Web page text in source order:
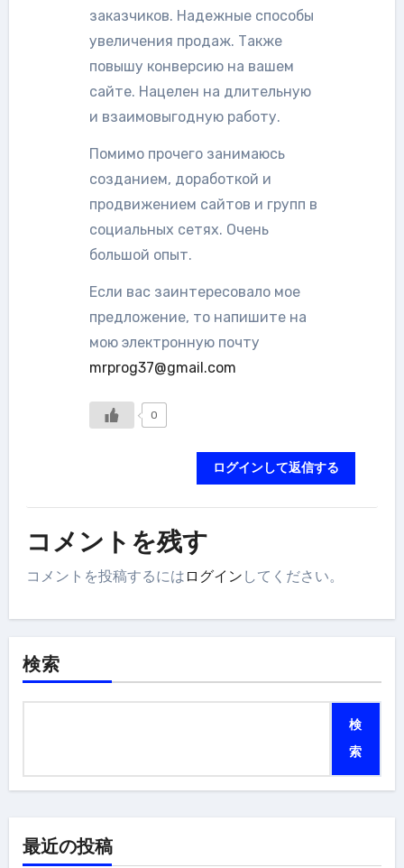
заказчиков. Надежные способы
увеличения продаж. Также
повышу конверсию на вашем
сайте. Нацелен на длительную
и взаимовыгодную работу.
Помимо прочего занимаюсь
созданием, доработкой и
продвижением сайтов и групп в
социальных сетях. Очень
большой опыт.
Если вас заинтересовало мое
предложение, то напишите на
мою электронную почту
mrprog37@gmail.com
0
ログインして返信する
コメントを残す
コメントを投稿するには ログイン してください。
検索
検
索
最近の投稿